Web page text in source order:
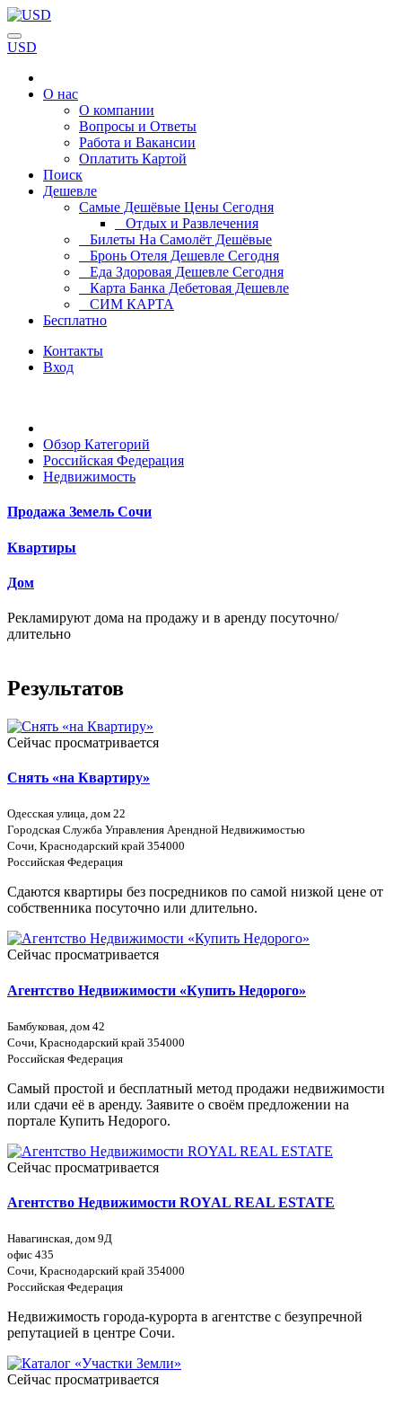
USD
О нас
О компании
Вопросы и Ответы
Работа и Вакансии
Оплатить Картой
Поиск
Дешевле
Самые Дешёвые Цены Сегодня
Отдых и Развлечения
Билеты На Самолёт Дешёвые
Бронь Отеля Дешевле Сегодня
Еда Здоровая Дешевле Сегодня
Карта Банка Дебетовая Дешевле
СИМ КАРТА
Бесплатно
Контакты
Вход
Обзор Категорий
Российская Федерация
Недвижимость
Продажа Земель Сочи
Квартиры
Дом
Рекламируют дома на продажу и в аренду посуточно/
длительно
Результатов
Сейчас просматривается
Снять «на Квартиру»
Одесская улица, дом 22
Городская Служба Управления Арендной Недвижимостью
Сочи, Краснодарский край 354000
Российская Федерация
Сдаются квартиры без посредников по самой низкой цене от
собственника посуточно или длительно.
Сейчас просматривается
Агентство Недвижимости «Купить Недорого»
Бамбуковая, дом 42
Сочи, Краснодарский край 354000
Российская Федерация
Самый простой и бесплатный метод продажи недвижимости
или сдачи её в аренду. Заявите о своём предложении на
портале Купить Недорого.
Сейчас просматривается
Агентство Недвижимости ROYAL REAL ESTATE
Навагинская, дом 9Д
офис 435
Сочи, Краснодарский край 354000
Российская Федерация
Недвижимость города-курорта в агентстве с безупречной
репутацией в центре Сочи.
Сейчас просматривается